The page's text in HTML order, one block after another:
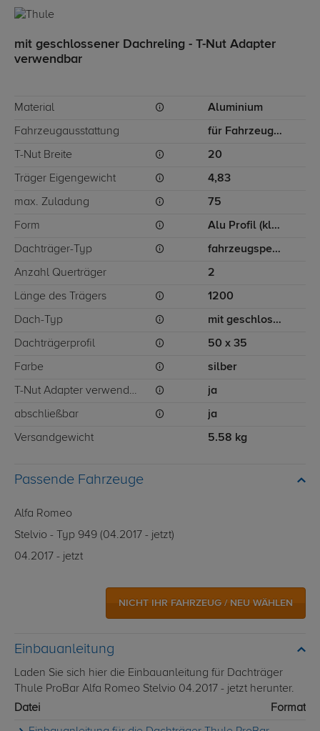
mit geschlossener Dachreling - T-Nut Adapter
verwendbar
Material Aluminium
Fahrzeugausstattung für Fahrzeuge mit geschlossener Dachreling
T-Nut Breite 20
Träger Eigengewicht 4,83
max. Zuladung 75
Form Alu Profil (klassisch)
Dachträger-Typ fahrzeugspezifisch
Anzahl Querträger 2
Länge des Trägers 1200
Dach-Typ mit geschlossener Dachreling
Dachträgerprofil 50 x 35
Farbe silber
T-Nut Adapter verwendbar ja
abschließbar ja
Versandgewicht 5.58 kg
Passende Fahrzeuge
Alfa Romeo
Stelvio - Typ 949 (04.2017 - jetzt)
04.2017 - jetzt
NICHT IHR FAHRZEUG / NEU WÄHLEN
Einbauanleitung
Laden Sie sich hier die Einbauanleitung für Dachträger
Thule ProBar Alfa Romeo Stelvio 04.2017 - jetzt herunter.
Datei
Format